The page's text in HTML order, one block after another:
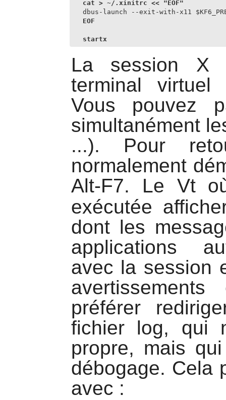
dbus-launch --exit-with-x11
EOF
startx
La session X
terminal virtuel
Vous pouvez
simultanément
...). Pour
normalement
Alt-F7. Le Vt
exécutée
dont les
applications
avec la session
préférer
fichier log, qui
propre, mais
débogage. Cela
avec :